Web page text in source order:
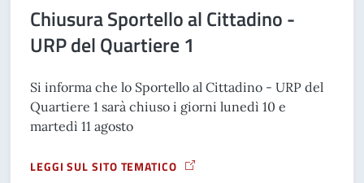
Chiusura Sportello al Cittadino -
URP del Quartiere 1
Si informa che lo Sportello al Cittadino - URP del
Quartiere 1 sarà chiuso i giorni lunedì 10 e
martedì 11 agosto
LEGGI SUL SITO TEMATICO
A PROPOSITO DI CHIUSURA SPORTELLO AL CITTADINO -